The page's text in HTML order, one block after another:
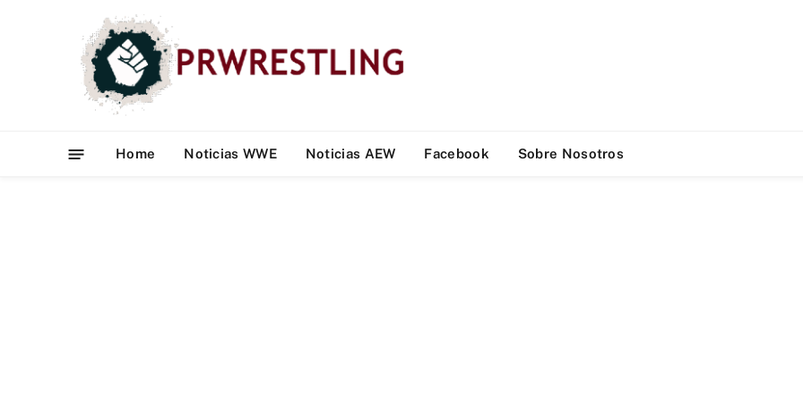
Home Noticias WWE Noticias AEW Facebook Sobre Nosotros